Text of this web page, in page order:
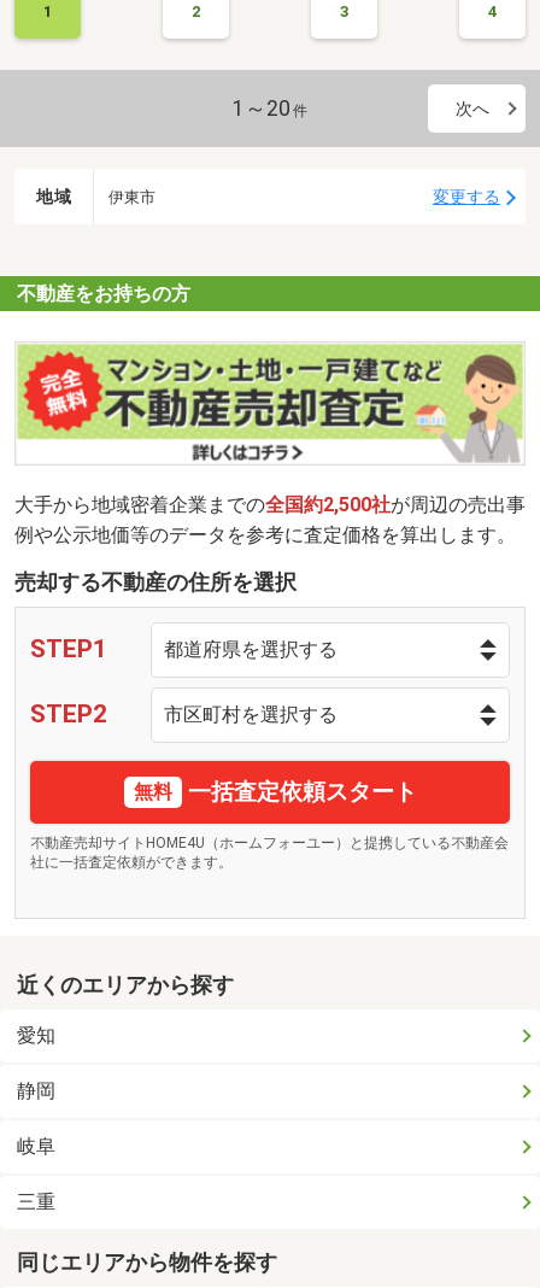
1 2 3 4
1～20 件 次へ
地域 伊東市 変更する
不動産をお持ちの方
大手から地域密着企業までの全国約2,500社が周辺の売出事
例や公示地価等のデータを参考に査定価格を算出します。
売却する不動産の住所を選択
STEP1
STEP2
無料 一括査定依頼スタート
不動産売却サイトHOME4U（ホームフォーユー）と提携している不動産会
社に一括査定依頼ができます。
近くのエリアから探す
愛知
静岡
岐阜
三重
同じエリアから物件を探す